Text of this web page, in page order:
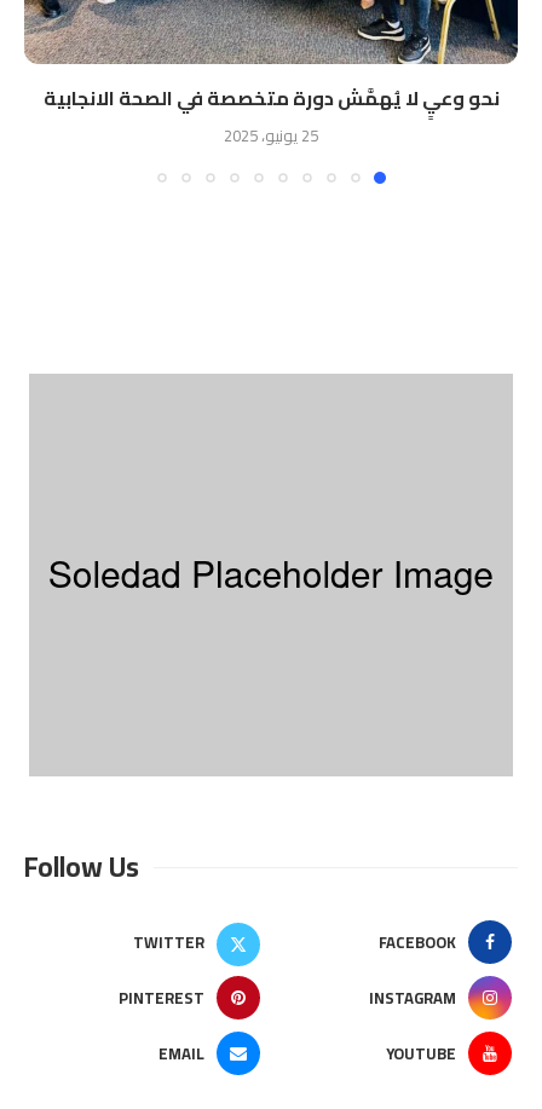
نحو وعيٍ لا يُهمَّش دورة متخصصة في الصحة الانجابية
25 يونيو، 2025
Follow Us
FACEBOOK
TWITTER
INSTAGRAM
PINTEREST
YOUTUBE
EMAIL